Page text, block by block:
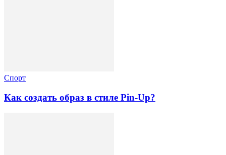
Спорт
Как создать образ в стиле Pin-Up?